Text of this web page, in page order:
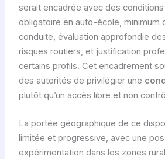
serait encadrée avec des
obligatoire en auto-école, minimum
conduite, évaluation approfondie
risques routiers, et justification
certains profils. Cet encadrement
des autorités de privilégier une
plutôt qu’un accès libre et non
La portée géographique de ce
limitée et progressive, avec une
expérimentation dans les zones